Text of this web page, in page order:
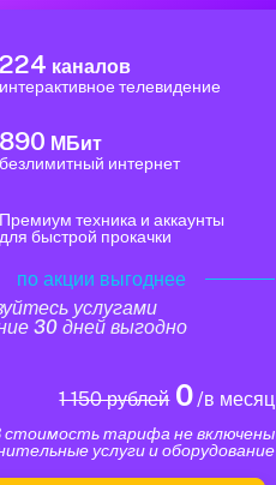
224 каналов
интерактивное телевидение
890 МБит
безлимитный интернет
Премиум техника и аккаунты
для быстрой прокачки
по акции выгоднее
услугами
30 дней выгодно
1 150 рублей0/в месяц
стоимость тарифа не включены
услуги и оборудование